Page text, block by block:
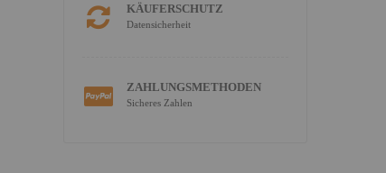
KÄUFERSCHUTZ
Datensicherheit
ZAHLUNGSMETHODEN
Sicheres Zahlen